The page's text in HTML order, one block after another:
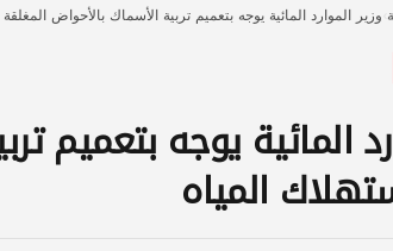
وزير الموارد المائية يوجه بتعميم تربية الأسماك بالأحواض
المائية يوجه بتعميم
المياه